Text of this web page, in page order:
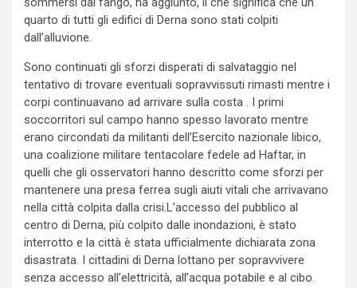
quarto di tutti gli edifici di Derna sono stati colpiti
dall’alluvione.
Sono continuati gli sforzi disperati di salvataggio nel
tentativo di trovare eventuali sopravvissuti rimasti mentre i
corpi continuavano ad arrivare sulla costa . I primi
soccorritori sul campo hanno spesso lavorato mentre
erano circondati da militanti dell’Esercito nazionale libico,
una coalizione militare tentacolare fedele ad Haftar, in
quelli che gli osservatori hanno descritto come sforzi per
mantenere una presa ferrea sugli aiuti vitali che arrivavano
nella città colpita dalla crisi.L’accesso del pubblico al
centro di Derna, più colpito dalle inondazioni, è stato
interrotto e la città è stata ufficialmente dichiarata zona
disastrata. I cittadini di Derna lottano per sopravvivere
senza accesso all’elettricità, all’acqua potabile e al cibo.